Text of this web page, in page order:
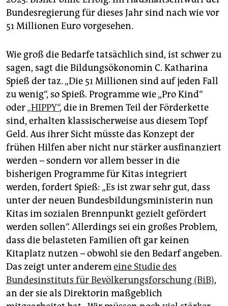
Bundesregierung für dieses Jahr sind nach wie vor
51 Millionen Euro vorgesehen.
Wie groß die Bedarfe tatsächlich sind, ist schwer zu
sagen, sagt die Bildungsökonomin C. Katharina
Spieß der taz. „Die 51 Millionen sind auf jeden Fall
zu wenig“, so Spieß. Programme wie „Pro Kind“
oder„HIPPY“, die in Bremen Teil der Förderkette
sind, erhalten klassischerweise aus diesem Topf
Geld. Aus ihrer Sicht müsste das Konzept der
frühen Hilfen aber nicht nur stärker ausfinanziert
werden – sondern vor allem besser in die
bisherigen Programme für Kitas integriert
werden, fordert Spieß: „Es ist zwar sehr gut, dass
unter der neuen Bundesbildungsministerin nun
Kitas im sozialen Brennpunkt gezielt gefördert
werden sollen“. Allerdings sei ein großes Problem,
dass die belasteten Familien oft gar keinen
Kitaplatz nutzen – obwohl sie den Bedarf angeben.
Das zeigt unter anderemeine Studie des
Bundesinstituts für Bevölkerungsforschung (BiB),
an der sie als Direktorin maßgeblich